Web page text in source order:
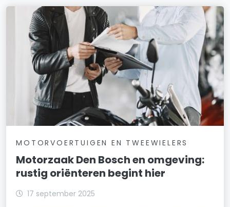
MOTORVOERTUIGEN EN TWEEWIELERS
Motorzaak Den Bosch en omgeving:
rustig oriënteren begint hier
17 september 2025